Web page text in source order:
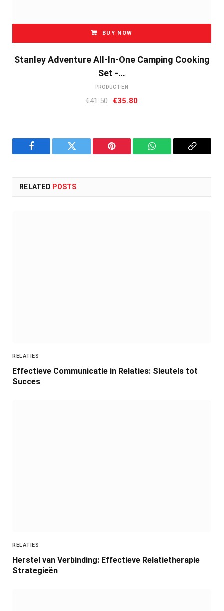
BUY NOW
Stanley Adventure All-In-One Camping Cooking
Set -…
PRODUCTEN
€41.50 Oorspronkelijke
€41.50.
€35.80Huidige
€35.80.
Facebook Twitter Pinterest WhatsAppCopy
RELATED POSTS
RELATIES
Effectieve Communicatie in Relaties: Sleutels tot
Succes
RELATIES
Herstel van Verbinding: Effectieve Relatietherapie
Strategieën